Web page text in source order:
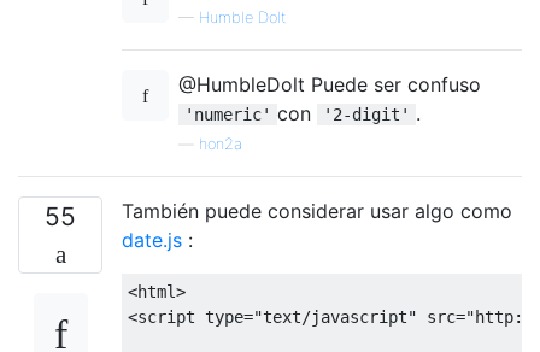
— Humble Dolt
@HumbleDolt Puede ser confuso
'numeric' con '2-digit' .
hon2a
55
También puede considerar usar algo como
date.js :
<html>
<script type="text/javascript" src="http://